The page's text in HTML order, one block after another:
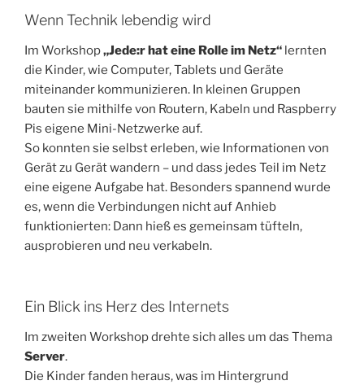
Wenn Technik lebendig wird
Im Workshop„Jede:r hat eine Rolle im Netz“ lernten
die Kinder, wie Computer, Tablets und Geräte
miteinander kommunizieren. In kleinen Gruppen
bauten sie mithilfe von Routern, Kabeln und Raspberry
Pis eigene Mini-Netzwerke auf.
So konnten sie selbst erleben, wie Informationen von
Gerät zu Gerät wandern – und dass jedes Teil im Netz
eine eigene Aufgabe hat. Besonders spannend wurde
es, wenn die Verbindungen nicht auf Anhieb
funktionierten: Dann hieß es gemeinsam tüfteln,
ausprobieren und neu verkabeln.
Ein Blick ins Herz des Internets
Im zweiten Workshop drehte sich alles um das Thema
Server.
Die Kinder fanden heraus, was im Hintergrund